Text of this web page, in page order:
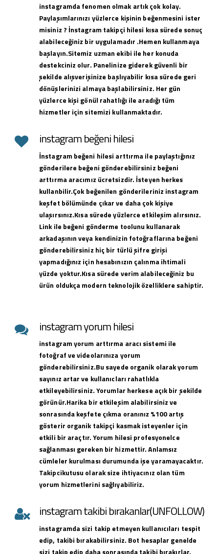
instagramda fenomen olmak artık çok kolay.
Paylaşımlarınızı yüzlerce kişinin beğenmesini ister
misiniz ? İnstagram takipçi hilesi kısa sürede sonuç
alabileceğiniz bir uygulamadır .Hemen kullanmaya
başlayın.Sitemiz uzman ekibi ile her konuda
destekciniz olur. Panelinize giderek güvenli bir
şekilde alışverişinize başlıyabilir kısa sürede geri
dönüşlerinizi almaya başlabilirsiniz. Her gün
yüzlerce kişi gönül rahatlığı ile aradığı tüm
hizmetler için sitemizi kullanmaktadır.
instagram beğeni hilesi
İnstagram beğeni hilesi arttırma ile paylaştığınız
gönderilere beğeni gönderebilirsiniz beğeni
arttırma aracımız ücretsizdir. İsteyen herkes
kullanbilir.Çok beğenilen gönderileriniz instagram
keşfet bölümünde çıkar ve daha çok kişiye
ulaşırsınız.Kısa sürede yüzlerce etkileşim alırsınız.
Link ile beğeni gönderme toolunu kullanarak
arkadaşının veya kendinizin fotoğraflarına beğeni
gönderebilirsiniz hiç bir türlü şifre girişi
yapmadığınız için hesabınızın çalınma ihtimali
yüzde yoktur.Kısa sürede verim alabileceğiniz bu
ürün oldukça modern teknolojik özelliklere sahiptir.
instagram yorum hilesi
instagram yorum arttırma aracı sistemi ile
fotoğraf ve videolarınıza yorum
gönderebilirsiniz.Bu sayede organik olarak yorum
sayınız artar ve kullanıcları rahatlıkla
etkileyebilirsiniz. Yorumlar herkese açık bir şekilde
görünür.Harika bir etkileşim alabilirsiniz ve
sonrasında keşfete çıkma oranınız %100 artış
gösterir organik takipçi kasmak isteyenler için
etkili bir araçtır. Yorum hilesi profesyonelce
sağlanması gereken bir hizmettir. Anlamsız
cümleler kurulması durumunda işe yaramayacaktır.
Takipcikutusu olarak size ihtiyacınız olan tüm
yorum hizmetlerini sağlıyabiliriz.
instagram takibi bırakanlar(UNFOLLOW)
instagramda sizi takip etmeyen kullanıcıları tespit
edip, takibi bırakabilirsiniz. Bot hesaplar genelde
sizi takip edip daha sonrasında takibi bırakırlar.